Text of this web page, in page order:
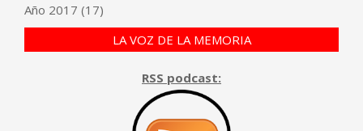
Año 2017 (17)
LA VOZ DE LA MEMORIA
RSS podcast: